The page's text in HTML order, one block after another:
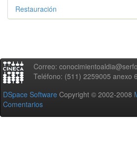
Restauración
Correo:
Teléfono: (511) 2259005 anexo
DSpace Software Copyright © 2002-2008
Comentarios